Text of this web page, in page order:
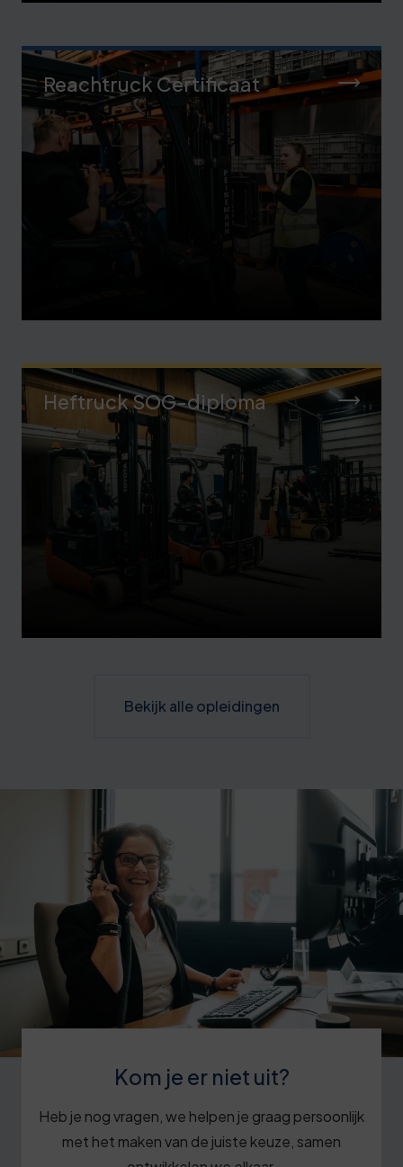
Reachtruck Certificaat
Heftruck SOG-diploma
Bekijk alle opleidingen
Kom je er niet uit?
Heb je nog vragen, we helpen je graag persoonlijk
met het maken van de juiste keuze, samen